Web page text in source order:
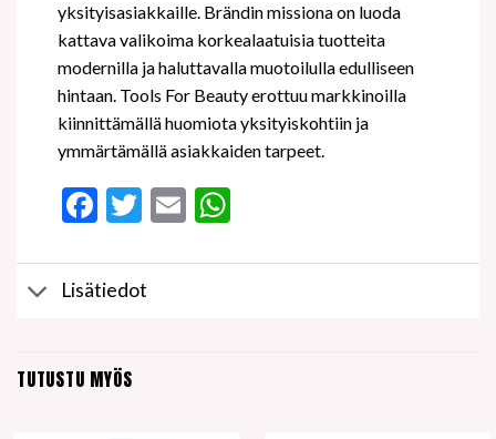
yksityisasiakkaille. Brändin missiona on luoda
kattava valikoima korkealaatuisia tuotteita
modernilla ja haluttavalla muotoilulla edulliseen
hintaan. Tools For Beauty erottuu markkinoilla
kiinnittämällä huomiota yksityiskohtiin ja
ymmärtämällä asiakkaiden tarpeet.
Facebook
Twitter
EmailWhatsApp
Lisätiedot
TUTUSTU MYÖS